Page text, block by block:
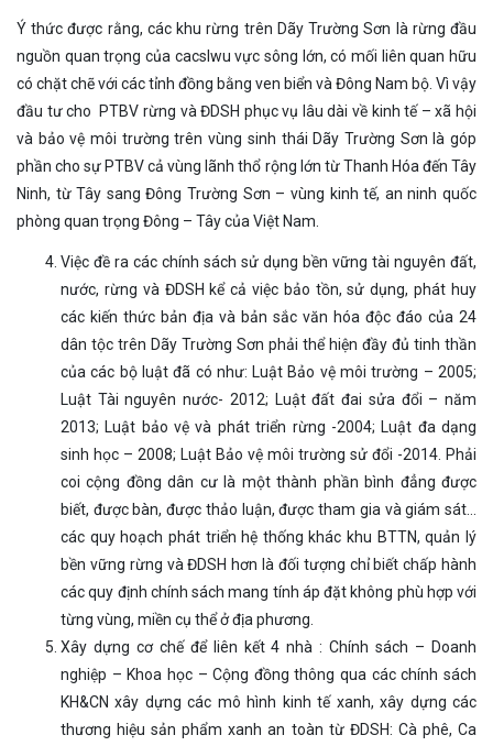
Ý thức được rằng, các khu rừng trên Dãy Trường Sơn là rừng đầu
nguồn quan trọng của cacslwu vực sông lớn, có mối liên quan hữu
có chặt chẽ với các tỉnh đồng bằng ven biển và Đông Nam bộ. Vì vậy
đầu tư cho PTBV rừng và ĐDSH phục vụ lâu dài về kinh tế – xã hội
và bảo vệ môi trường trên vùng sinh thái Dãy Trường Sơn là góp
phần cho sự PTBV cả vùng lãnh thổ rộng lớn từ Thanh Hóa đến Tây
Ninh, từ Tây sang Đông Trường Sơn – vùng kinh tế, an ninh quốc
phòng quan trọng Đông – Tây của Việt Nam.
Việc đề ra các chính sách sử dụng bền vững tài nguyên đất,
nước, rừng và ĐDSH kể cả việc bảo tồn, sử dụng, phát huy
các kiến thức bản địa và bản sắc văn hóa độc đáo của 24
dân tộc trên Dãy Trường Sơn phải thể hiện đầy đủ tinh thần
của các bộ luật đã có như: Luật Bảo vệ môi trường – 2005;
Luật Tài nguyên nước- 2012; Luật đất đai sửa đổi – năm
2013; Luật bảo vệ và phát triển rừng -2004; Luật đa dạng
sinh học – 2008; Luật Bảo vệ môi trường sử đổi -2014. Phải
coi cộng đồng dân cư là một thành phần bình đẳng được
biết, được bàn, được thảo luận, được tham gia và giám sát…
các quy hoạch phát triển hệ thống khác khu BTTN, quản lý
bền vững rừng và ĐDSH hơn là đối tượng chỉ biết chấp hành
các quy định chính sách mang tính áp đặt không phù hợp với
từng vùng, miền cụ thể ở địa phương.
Xây dựng cơ chế để liên kết 4 nhà : Chính sách – Doanh
nghiệp – Khoa học – Cộng đồng thông qua các chính sách
KH&CN xây dựng các mô hình kinh tế xanh, xây dựng các
thương hiệu sản phẩm xanh an toàn từ ĐDSH: Cà phê, Ca